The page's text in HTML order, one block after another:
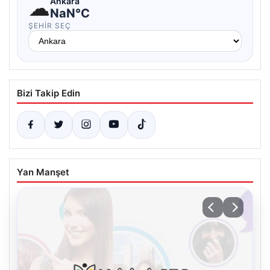
☁NaN°C
ŞEHIR SEÇ
Bizi Takip Edin
Yan Manşet